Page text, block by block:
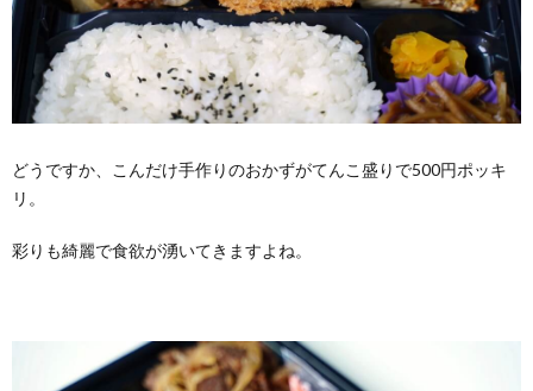
どうですか、こんだけ手作りのおかずがてんこ盛りで500円ポッキ
リ。
彩りも綺麗で食欲が湧いてきますよね。